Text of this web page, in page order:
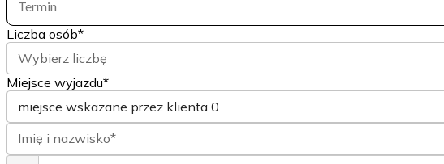
Termin
Liczba osób*
Wybierz liczbę
Miejsce wyjazdu*
miejsce wskazane przez klienta 0
Imię i nazwisko*